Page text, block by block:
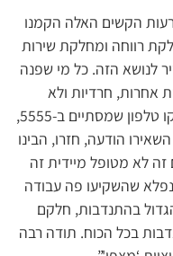
הקשים האלה הקמנו
רווחה ומחלקת שירות
לנושא הזה. כל מי שפנה
אחרות, חרדיות ולא
חרדיות, לראות איך זה עובד. פרסמנו קו טלפון שמסתיים ב-5555,
השאירו הודעה, חזרו, הבינו
לא מטופל מיידית זה
נפלא שהשקיעו פה עבודה
בהתנדבות, חלקם
בכל הכוח. תודה רבה